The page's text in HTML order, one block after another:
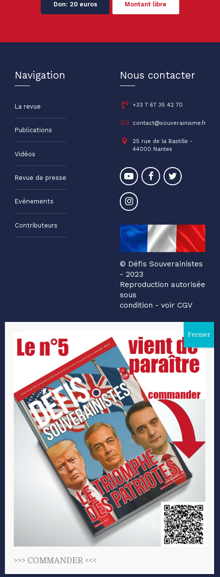
Don: 20 euros Montant libre
Navigation
La revue
Publications
Vidéos
Revue de presse
Evénements
Contributeurs
Nous contacter
+33 7 67 35 42 70
contact@souverainisme.fr
25 rue de la Bastille -
44000 Nantes
© Défis Souverainistes
- 2023
Reproduction autorisée
sous
condition - voir CGV
Sites d'intérêt
Les Patriotes
Actu Les Patriotes
Cercle Aristote
Fondation Res Publica
Centre d’Analyse et de
Participer au
projet
S’abonner
Faire un don
Devenir contributeur
Participer aux événements
Relations presse
CGU-CGV
>>> COMMANDER <<<